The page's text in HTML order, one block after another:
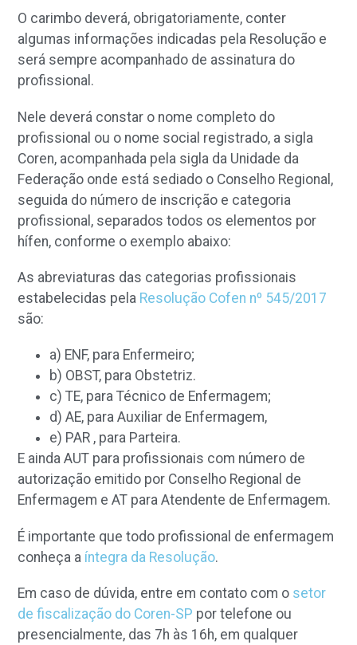
O carimbo deverá, obrigatoriamente, conter
algumas informações indicadas pela Resolução e
será sempre acompanhado de assinatura do
profissional.
Nele deverá constar o nome completo do
profissional ou o nome social registrado, a sigla
Coren, acompanhada pela sigla da Unidade da
Federação onde está sediado o Conselho Regional,
seguida do número de inscrição e categoria
profissional, separados todos os elementos por
hífen, conforme o exemplo abaixo:
As abreviaturas das categorias profissionais
estabelecidas pela Resolução Cofen nº 545/2017
são:
a) ENF, para Enfermeiro;
b) OBST, para Obstetriz.
c) TE, para Técnico de Enfermagem;
d) AE, para Auxiliar de Enfermagem,
e) PAR , para Parteira.
E ainda AUT para profissionais com número de
autorização emitido por Conselho Regional de
Enfermagem e AT para Atendente de Enfermagem.
É importante que todo profissional de enfermagem
conheça a íntegra da Resolução.
Em caso de dúvida, entre em contato com o setor
de fiscalização do Coren-SP por telefone ou
presencialmente, das 7h às 16h, em qualquer